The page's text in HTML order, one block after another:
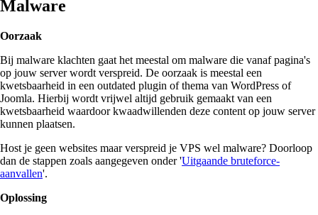
Malware
Oorzaak
Bij malware klachten gaat het meestal om malware die vanaf pagina's
op jouw server wordt verspreid. De oorzaak is meestal een
kwetsbaarheid in een outdated plugin of thema van WordPress of
Joomla. Hierbij wordt vrijwel altijd gebruik gemaakt van een
kwetsbaarheid waardoor kwaadwillenden deze content op jouw server
kunnen plaatsen.
Host je geen websites maar verspreid je VPS wel malware? Doorloop
dan de stappen zoals aangegeven onder 'Uitgaande bruteforce-
aanvallen'.
Oplossing